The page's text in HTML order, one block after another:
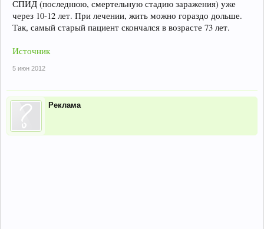
СПИД (последнюю, смертельную стадию заражения) уже
через 10-12 лет. При лечении, жить можно гораздо дольше.
Так, самый старый пациент скончался в возрасте 73 лет.
Источник
5 июн 2012
Реклама